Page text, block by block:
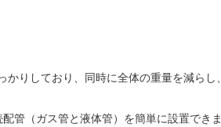
りしており、同時に全体の重量を減ら
管（ガス管と液体管）を簡単に設置できま